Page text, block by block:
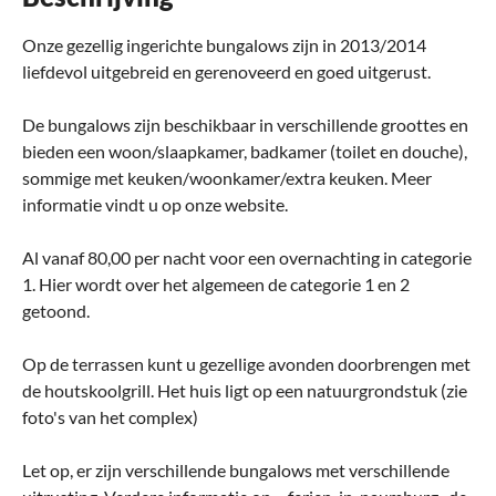
Onze gezellig ingerichte bungalows zijn in 2013/2014
liefdevol uitgebreid en gerenoveerd en goed uitgerust.
De bungalows zijn beschikbaar in verschillende groottes en
bieden een woon/slaapkamer, badkamer (toilet en douche),
sommige met keuken/woonkamer/extra keuken. Meer
informatie vindt u op onze website.
Al vanaf 80,00 per nacht voor een overnachting in categorie
1. Hier wordt over het algemeen de categorie 1 en 2
getoond.
Op de terrassen kunt u gezellige avonden doorbrengen met
de houtskoolgrill. Het huis ligt op een natuurgrondstuk (zie
foto's van het complex)
Let op, er zijn verschillende bungalows met verschillende